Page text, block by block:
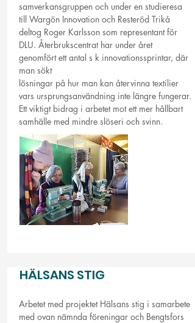
samverkansgruppen och under en studieresa
till Wargön Innovation och Resteröd Trikå
deltog Roger Karlsson som representant för
DLU. Återbrukscentrat har under året
genomfört ett antal s k innovationssprintar, där
man sökt
lösningar på hur man kan återvinna textilier
vars ursprungsanvändning inte längre fungerar.
Ett viktigt bidrag i arbetet mot ett mer hållbart
samhälle med mindre slöseri och svinn.
HÄLSANS STIG
Arbetet med projektet Hälsans stig i samarbete
med ovan nämnda föreningar och Bengtsfors